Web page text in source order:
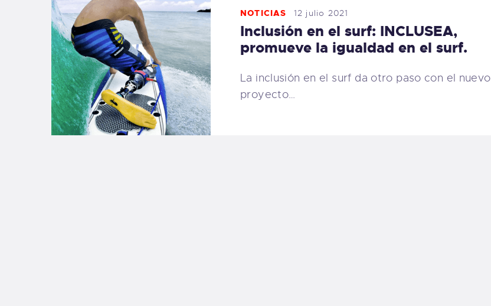
NOTICIAS 12 julio 2021
Inclusión en el surf: INCLUSEA,
promueve la igualdad en el surf.
La inclusión en el surf da otro paso con el nuevo
proyecto…